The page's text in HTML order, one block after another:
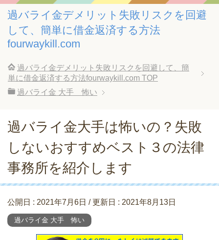
過バライ金デメリット失敗リスクを回避
して、簡単に借金返済する方法
fourwaykill.com
過バライ金デメリット失敗リスクを回避して、簡
単に借金返済する方法fourwaykill.com TOP
過バライ金 大手 怖い
過バライ金大手は怖いの？失敗
しないおすすめベスト３の法律
事務所を紹介します
公開日 : 2021年7月6日 / 更新日 : 2021年8月13日
過バライ金 大手 怖い